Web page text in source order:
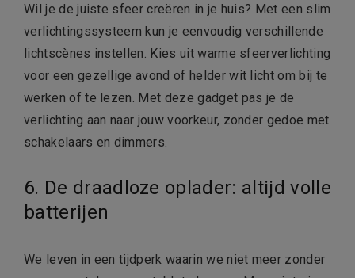
Wil je de juiste sfeer creëren in je huis? Met een slim
verlichtingssysteem kun je eenvoudig verschillende
lichtscènes instellen. Kies uit warme sfeerverlichting
voor een gezellige avond of helder wit licht om bij te
werken of te lezen. Met deze gadget pas je de
verlichting aan naar jouw voorkeur, zonder gedoe met
schakelaars en dimmers.
6. De draadloze oplader: altijd volle
batterijen
We leven in een tijdperk waarin we niet meer zonder